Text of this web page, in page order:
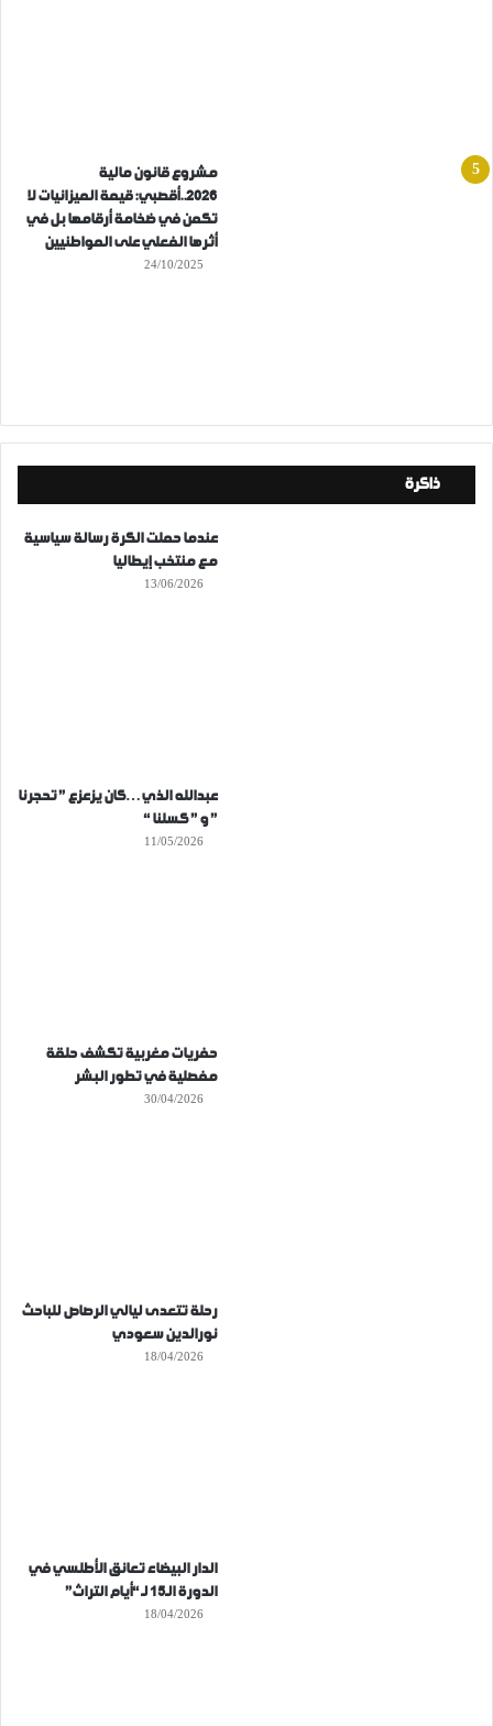
مشروع قانون مالية
2026..أقصبي: قيمة الميزانيات لا
تكمن في ضخامة أرقامها بل في
أثرها الفعلي على المواطنيين
24/10/2025
ذاكرة
عندما حملت الكرة رسالة سياسية
مع منتخب إيطاليا
13/06/2026
عبدالله الذي…كان يزعزع ” تحجرنا
” و ” كسلنا “
11/05/2026
حفريات مغربية تكشف حلقة
مفصلية في تطور البشر
30/04/2026
رحلة تتعدى ليالي الرصاص للباحث
نورالدين سعودي
18/04/2026
الدار البيضاء تعانق الأطلسي في
الدورة الـ15 لـ “أيام التراث”
18/04/2026